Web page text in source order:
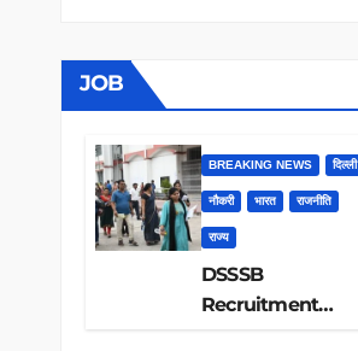
JOB
BREAKING NEWS दिल्ली
नौकरी भारत राजनीति
राज्य
DSSSB
Recruitment